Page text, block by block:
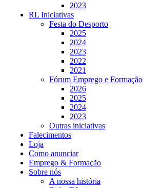
2023
RL Iniciativas
Festa do Desporto
2025
2024
2023
2022
2021
Fórum Emprego e Formação
2026
2025
2024
2023
Outras iniciativas
Falecimentos
Loja
Como anunciar
Emprego & Formação
Sobre nós
A nossa história